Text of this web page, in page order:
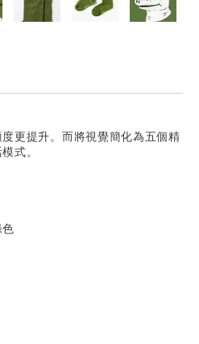
更提升。而將視覺簡化為五個精
式。